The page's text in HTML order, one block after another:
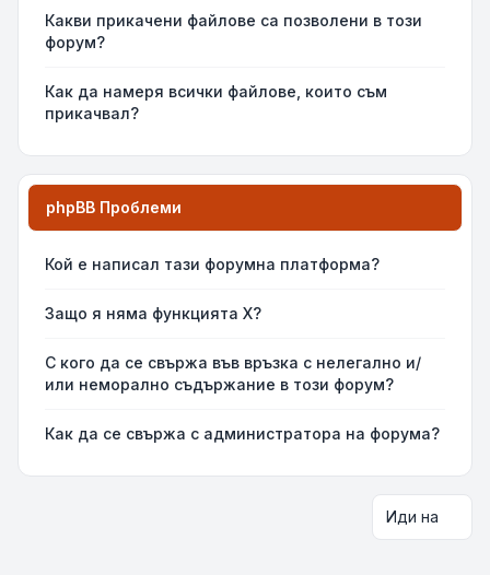
Какви прикачени файлове са позволени в този
форум?
Как да намеря всички файлове, които съм
прикачвал?
phpBB Проблеми
Кой е написал тази форумна платформа?
Защо я няма функцията X?
С кого да се свържа във връзка с нелегално и/
или неморално съдържание в този форум?
Как да се свържа с администратора на форума?
Иди на